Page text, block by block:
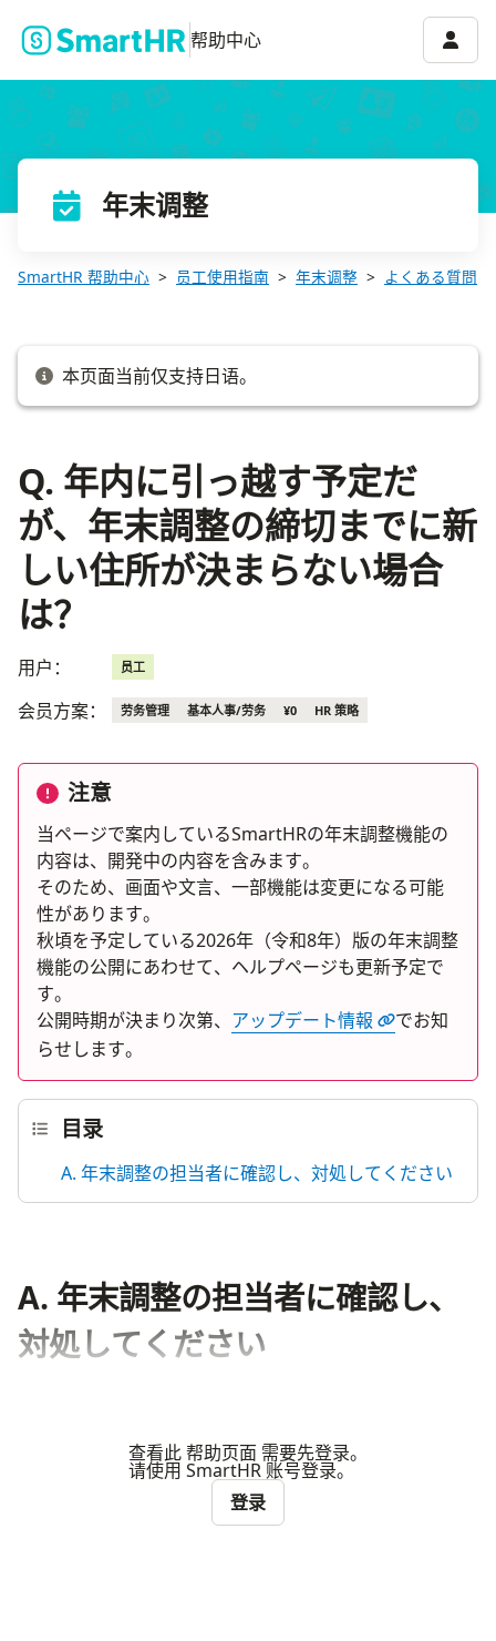
帮助中心 账号
年末调整
SmartHR 帮助中心 员工使用指南 年末调整 よくある質問
本页面当前仅支持日语。
Q. 年内に引っ越す予定だ
が、年末調整の締切までに新
しい住所が決まらない場合
は？
用户： 员工
会员方案： 劳务管理 基本人事/劳务 ¥0 HR 策略
注意
当ページで案内しているSmartHRの年末調整機能の
内容は、開発中の内容を含みます。
そのため、画面や文言、一部機能は変更になる可能
性があります。
秋頃を予定している2026年（令和8年）版の年末調整
機能の公開にあわせて、ヘルプページも更新予定で
す。
公開時期が決まり次第、 アップデート情報
でお知
らせします。
目录
A. 年末調整の担当者に確認し、対処してください
A. 年末調整の担当者に確認し、
対処してください
查看此 帮助页面 需要先登录。
请使用 SmartHR 账号登录。
登录